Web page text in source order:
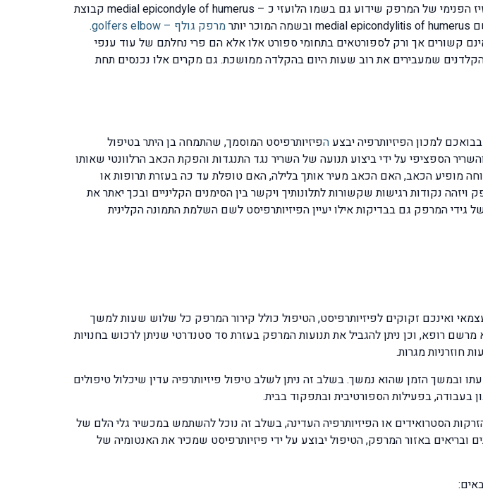
קבוצת הגידים המקבילה שאחראית על תנועת כיפוף האצבעות ושורש כף היד ונאחזת בזיז הפנימי של המרפק שידוע גם בשמו הלועזי כ – medial epicondyle of humerus קבוצת
מרפק גולף – golfers elbow
.
קשורים אך ורק לספורטאים בתחומי ספורט אלו אלא הם פרי נחלתם של עוד ענפי
שמעבירים את רוב שעות היום בהקלדה ממושכת. גם מקרים אלו נכנסים תחת
למכון הפיזיותרפיה יבצע הפיזיותרפיסט המוסמך, שהתמחה בן היתר בטיפול
הספציפי על ידי ביצוע תנועה של השריר נגד התנגדות והפקת הכאב הרלוונטי שאותו
מופיע הכאב, האם הכאב מעיר אותך בלילה, האם טופלת עד כה בעזרת תרופות או
נקודות רגישות שקשורות לתלונותיך ויקשר בין הסימנים הקליניים ובכך יאתר את
המרפק גם בבדיקות אילו יעיין הפיזיותרפיסט לשם השלמת התמונה הקלינית
ואינכם זקוקים לפיזיותרפיסט, הטיפול כולל קירור המרפק כל שלוש שעות למשך
רופא, וכן ניתן להגביל את תנועות המרפק בעזרת סד סטנדרטי שניתן לרכוש בחנויות
חוזרניות מגרות.
הזמן שהוא נמשך. בשלב זה ניתן לשלב טיפול פיזיותרפיה עדין שיכלול טיפולים
בעבודה, בפעילות הספורטיבית ובתפקוד בבית.
הסטרואידים או הפיזיותרפיה העדינה, בשלב זה נוכל להשתמש במכשיר גלי הלם של
באזור המרפק, הטיפול יבוצע על ידי פיזיותרפיסט שמכיר את האנטומיה של